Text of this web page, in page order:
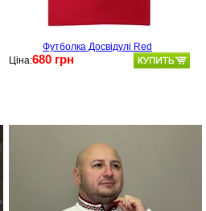
Футболка Досвідулі Red
Ціна:680 грн